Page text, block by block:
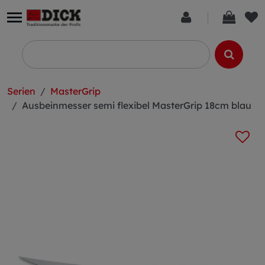
Serien
MasterGrip
Ausbeinmesser semi flexibel MasterGrip 18cm blau